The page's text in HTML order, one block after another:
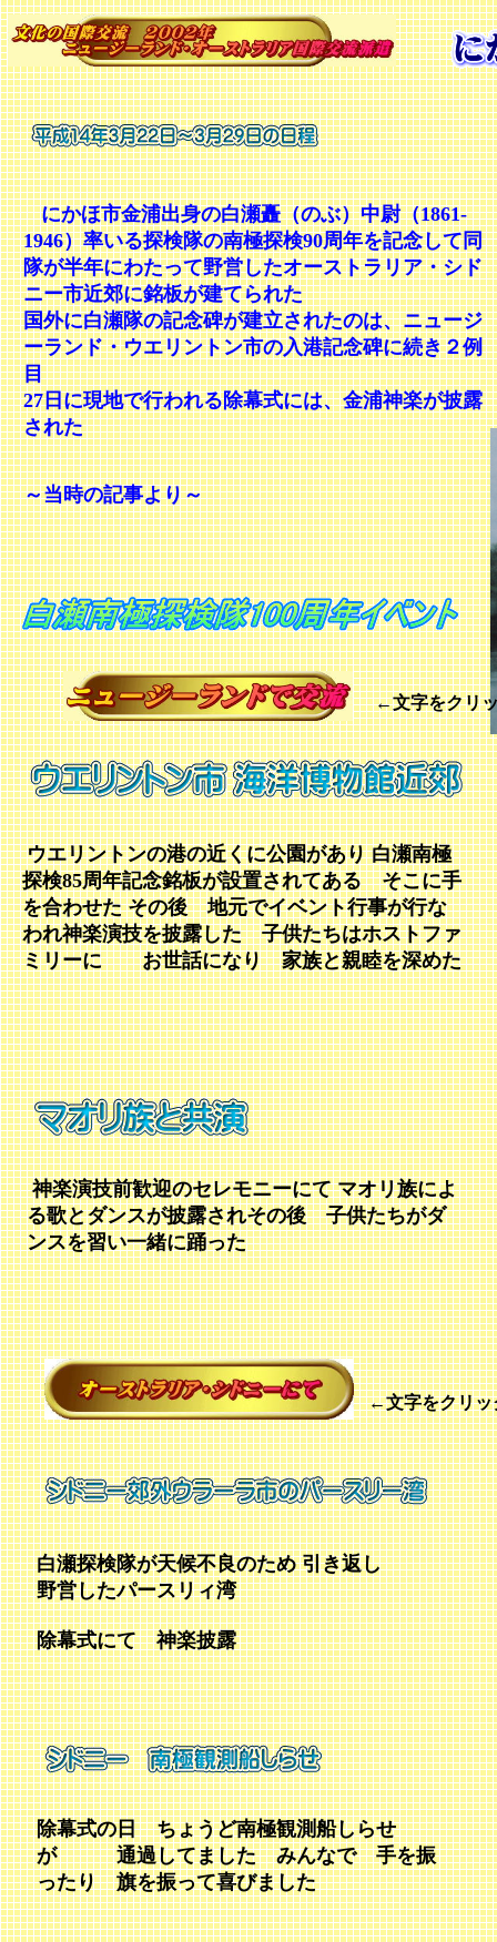
除幕式の日 ちょうど南極観測船しらせ
が 通過してました みんなで 手を振
ったり 旗を振って喜びました
にかほ市金浦出身の白瀬矗（のぶ）中尉（1861-
1946）率いる探検隊の南極探検90周年を記念して同
隊が半年にわたって野営したオーストラリア・シド
ニー市近郊に銘板が建てられた
国外に白瀬隊の記念碑が建立されたのは、ニュージ
ーランド・ウエリントン市の入港記念碑に続き２例
目
27日に現地で行われる除幕式には、金浦神楽が披露
された
～当時の記事より～
←文字をクリッ
←文字をクリ
神楽演技前歓迎のセレモニーにて マオリ族によ
る歌とダンスが披露されその後 子供たちがダ
ンスを習い一緒に踊った
白瀬探検隊が天候不良のため 引き返し
野営したパースリィ湾
除幕式にて 神楽披露
ウエリントンの港の近くに公園があり 白瀬南極
探検85周年記念銘板が設置されてある そこに手
を合わせた その後 地元でイベント行事が行な
われ神楽演技を披露した 子供たちはホストファ
ミリーに お世話になり 家族と親睦を深めた